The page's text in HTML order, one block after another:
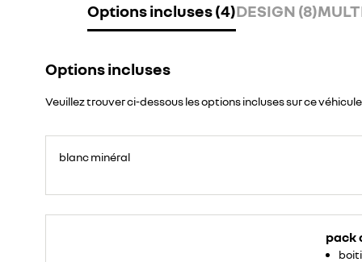
Options incluses (4)DESIGN (8)
Options incluses
Veuillez trouver ci-dessous les options incluses sur ce véhicule
blanc minéral
pack